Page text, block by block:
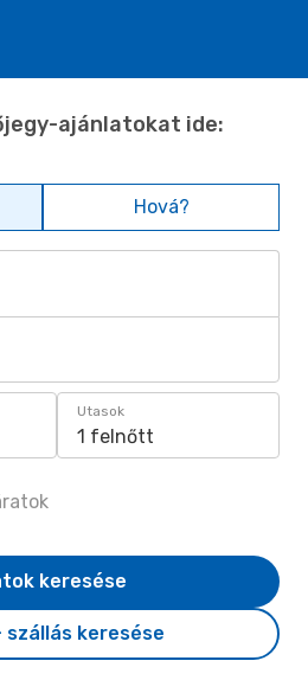
ajánlatokat ide:
Hová?
Utasok
1 felnőtt
szállás keresése
keresése